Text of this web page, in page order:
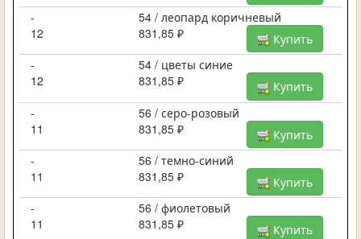
-
54 / леопард коричневый
12
831,85 ₽
Купить
-
54 / цветы синие
12
831,85 ₽
Купить
-
56 / серо-розовый
11
831,85 ₽
Купить
-
56 / темно-синий
11
831,85 ₽
Купить
-
56 / фиолетовый
11
831,85 ₽
Купить